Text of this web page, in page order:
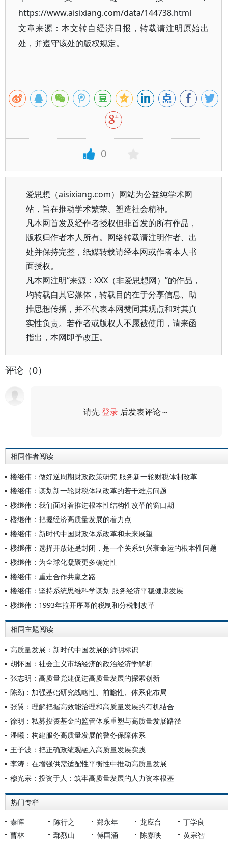
https://www.aisixiang.com/data/144738.html
文章来源：本文转自经济日报，转载请注明原始出
处，并遵守该处的版权规定。
0
爱思想（aisixiang.com）网站为公益纯学术网
站，旨在推动学术繁荣、塑造社会精神。
凡本网首发及经作者授权但非首发的所有作品，
版权归作者本人所有。网络转载请注明作者、出
处并保持完整，纸媒转载请经本网或作者本人书
面授权。
凡本网注明“来源：XXX（非爱思想网）”的作品，
均转载自其它媒体，转载目的在于分享信息、助
推思想传播，并不代表本网赞同其观点和对其真
实性负责。若作者或版权人不愿被使用，请来函
指出，本网即予改正。
评论（0）
请先登录 后发表评论～
相同作者阅读
楼继伟：做好逆周期财政政策研究 服务新一轮财税体制改革
楼继伟：谋划新一轮财税体制改革的若干难点问题
楼继伟：我们面对着推进根本性结构性改革的窗口期
楼继伟：把握经济高质量发展的着力点
楼继伟：新时代中国财政体系改革和未来展望
楼继伟：选择开放还是封闭，是一个关系到兴衰命运的根本性问题
楼继伟：为全球化凝聚更多确定性
楼继伟：重走合作共赢之路
楼继伟：坚持系统思维科学谋划 服务经济平稳健康发展
楼继伟：1993年拉开序幕的税制和分税制改革
相同主题阅读
高质量发展：新时代中国发展的鲜明标识
胡怀国：社会主义市场经济的政治经济学解析
张志明：高质量党建促进高质量发展的探索创新
陈劲：加强基础研究战略性、前瞻性、体系化布局
张翼：理解把握高效能治理和高质量发展的有机结合
徐明：私募投资基金的监管体系重塑与高质量发展路径
潘曦：构建服务高质量发展的警务保障体系
王予波：把正确政绩观融入高质量发展实践
李涛：在增强供需适配性平衡性中推动高质量发展
穆光宗：投资于人：筑牢高质量发展的人力资本根基
热门专栏
秦晖 陈行之 郑永年 龙应台
丁学良
曹林
鄢烈山 傅国涌 陈嘉映
黄宗智